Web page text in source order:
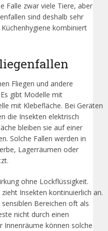
Falle zwar viele Tiere, aber
sind deshalb sehr
kombiniert
Fliegen und andere
gibt Modelle mit
mit Klebefläche. Bei Geräten
die Insekten elektrisch
bleiben sie auf einer
Solche Fallen werden in
Lagerräumen oder
ohne Lockflüssigkeit.
Insekten kontinuierlich an.
Bereichen oft als
nicht durch einen
Innenräume können solche